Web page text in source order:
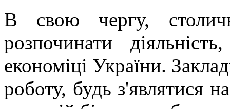
В свою чергу,
розпочинати
економіці України.
роботу, будь з'являтися